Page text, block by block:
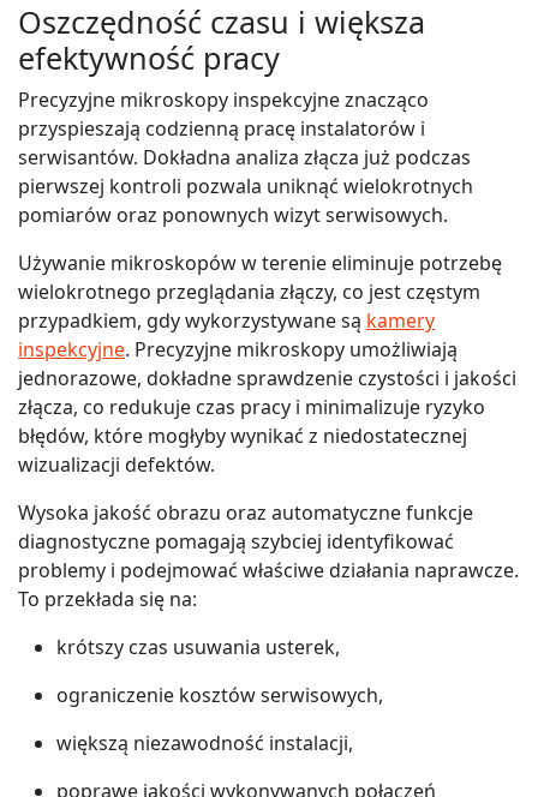
Oszczędność czasu i większa
efektywność pracy
Precyzyjne mikroskopy inspekcyjne znacząco
przyspieszają codzienną pracę instalatorów i
serwisantów. Dokładna analiza złącza już podczas
pierwszej kontroli pozwala uniknąć wielokrotnych
pomiarów oraz ponownych wizyt serwisowych.
Używanie mikroskopów w terenie eliminuje potrzebę
wielokrotnego przeglądania złączy, co jest częstym
przypadkiem, gdy wykorzystywane są kamery
inspekcyjne. Precyzyjne mikroskopy umożliwiają
jednorazowe, dokładne sprawdzenie czystości i jakości
złącza, co redukuje czas pracy i minimalizuje ryzyko
błędów, które mogłyby wynikać z niedostatecznej
wizualizacji defektów.
Wysoka jakość obrazu oraz automatyczne funkcje
diagnostyczne pomagają szybciej identyfikować
problemy i podejmować właściwe działania naprawcze.
To przekłada się na:
krótszy czas usuwania usterek,
ograniczenie kosztów serwisowych,
większą niezawodność instalacji,
poprawę jakości wykonywanych połączeń